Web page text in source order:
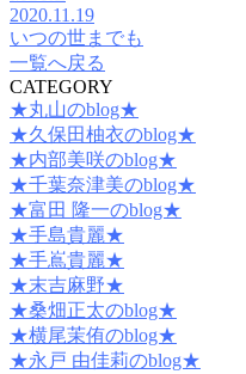
2020.11.19
いつの世までも
一覧へ戻る
CATEGORY
★丸山のblog★
★久保田柚衣のblog★
★内部美咲のblog★
★千葉奈津美のblog★
★富田 隆一のblog★
★手島貴麗★
★手嶌貴麗★
★末吉麻野★
★桑畑正太のblog★
★横尾茉侑のblog★
★永戸 由佳莉のblog★